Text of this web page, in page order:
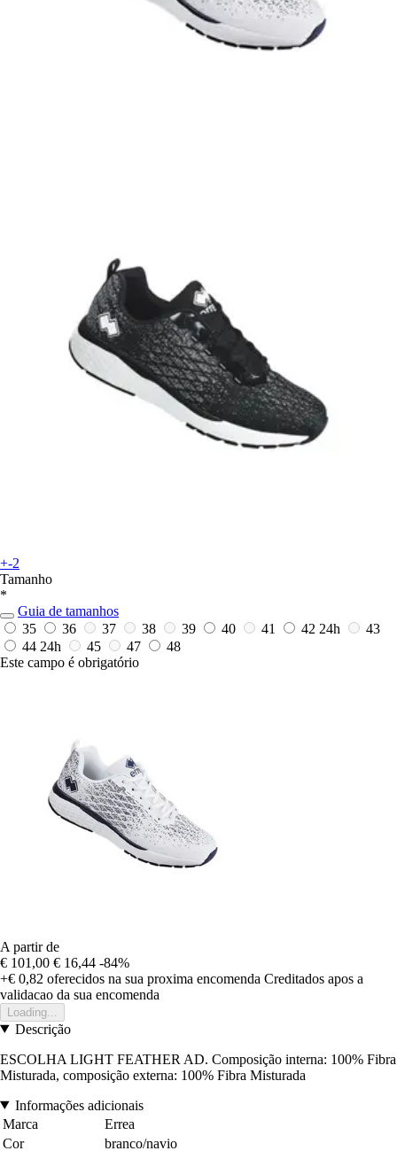
+-2
Tamanho
*
Guia de tamanhos
35
36 37 38 39 40 41 42 24h
43
44 24h 45 47
48
Este campo é obrigatório
A partir de
€ 101,00 € 16,44 -84%
+€ 0,82 oferecidos na sua proxima encomenda Creditados apos a
validacao da sua encomenda
Loading...
Descrição
ESCOLHA LIGHT FEATHER AD. Composição interna: 100% Fibra
Misturada, composição externa: 100% Fibra Misturada
Informações adicionais
Marca
Errea
Cor
branco/navio